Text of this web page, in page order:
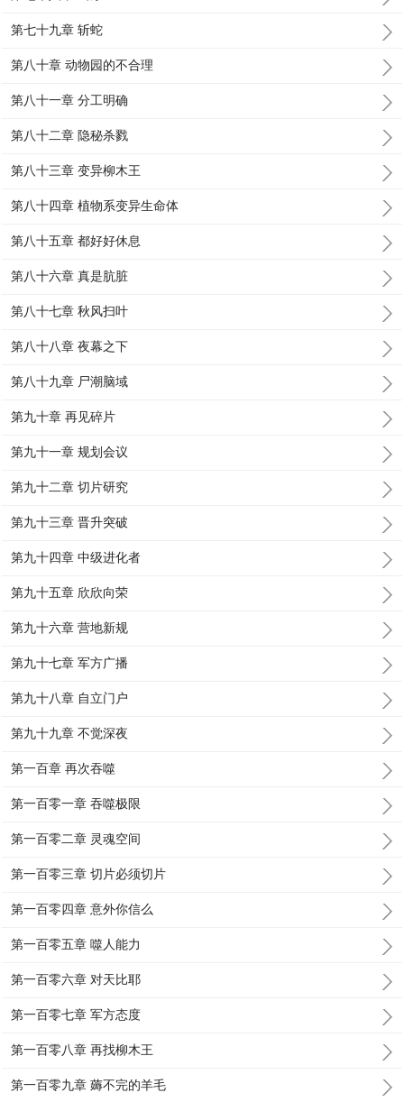
第七十九章 斩蛇
第八十章 动物园的不合理
第八十一章 分工明确
第八十二章 隐秘杀戮
第八十三章 变异柳木王
第八十四章 植物系变异生命体
第八十五章 都好好休息
第八十六章 真是肮脏
第八十七章 秋风扫叶
第八十八章 夜幕之下
第八十九章 尸潮脑域
第九十章 再见碎片
第九十一章 规划会议
第九十二章 切片研究
第九十三章 晋升突破
第九十四章 中级进化者
第九十五章 欣欣向荣
第九十六章 营地新规
第九十七章 军方广播
第九十八章 自立门户
第九十九章 不觉深夜
第一百章 再次吞噬
第一百零一章 吞噬极限
第一百零二章 灵魂空间
第一百零三章 切片必须切片
第一百零四章 意外你信么
第一百零五章 噬人能力
第一百零六章 对天比耶
第一百零七章 军方态度
第一百零八章 再找柳木王
第一百零九章 薅不完的羊毛